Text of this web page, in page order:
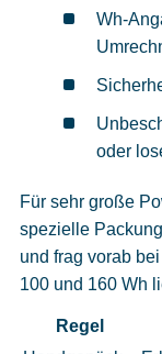
Wh-
oder
Für sehr große
spezielle
und frag vorab
100 und 160 Wh
Regel